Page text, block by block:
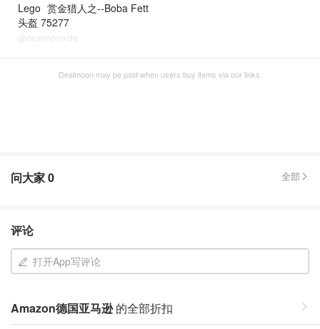
Lego 赏金猎人之--Boba Fett
头盔 75277
@dealmoon.de
Dealmoon may be paid when users buy items via our links.
问大家0 全部
评论
打开App写评论
Amazon德国亚马逊的全部折扣